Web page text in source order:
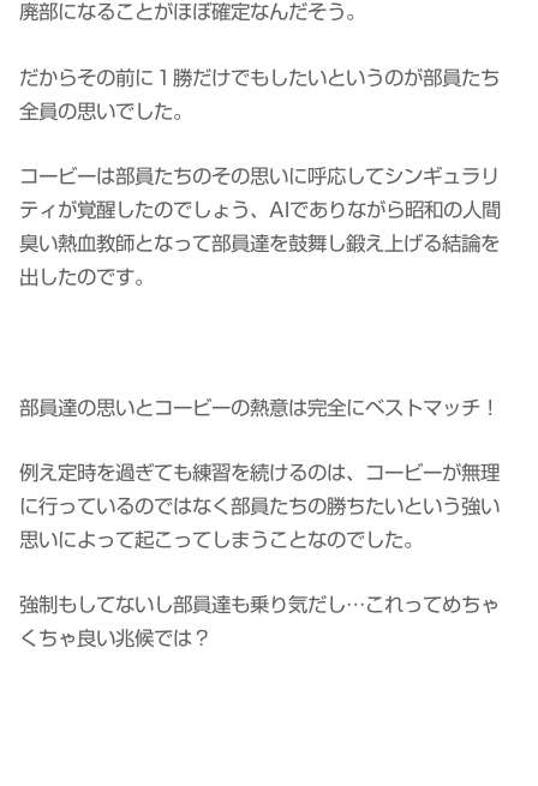
廃部になることがほぼ確定なんだそう。
だからその前に１勝だけでもしたいというのが部員たち
全員の思いでした。
コービーは部員たちのその思いに呼応してシンギュラリ
ティが覚醒したのでしょう、AIでありながら昭和の人間
臭い熱血教師となって部員達を鼓舞し鍛え上げる結論を
出したのです。
部員達の思いとコービーの熱意は完全にベストマッチ！
例え定時を過ぎても練習を続けるのは、コービーが無理
に行っているのではなく部員たちの勝ちたいという強い
思いによって起こってしまうことなのでした。
強制もしてないし部員達も乗り気だし…これってめちゃ
くちゃ良い兆候では？